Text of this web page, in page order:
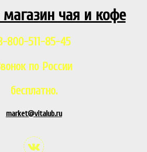
магазин чая и кофе
800-511-85-45
по России
бесплатно.
market@vitalub.ru